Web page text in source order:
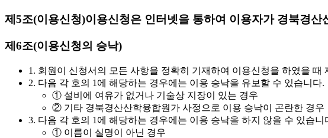
제5조(이용신청)이용신청은 인터넷을 통하여 이용자가 경북경
제6조(이용신청의 승낙)
1. 회원이 신청서의 모든 사항을 정확히 기재하여 이용신청을 하였을
2. 다음 각 호의 1에 해당하는 경우에는 이용 승낙을 유보할 수 있습니다.
① 설비에 여유가 없거나 기술상 지장이 있는 경우
② 기타 경북경산산학융합원가 사정으로 이용 승낙이 곤란한 경우
3. 다음 각 호의 1에 해당하는 경우에는 이용 승낙을 하지 않을 수 있습니
① 이름이 실명이 아닌 경우